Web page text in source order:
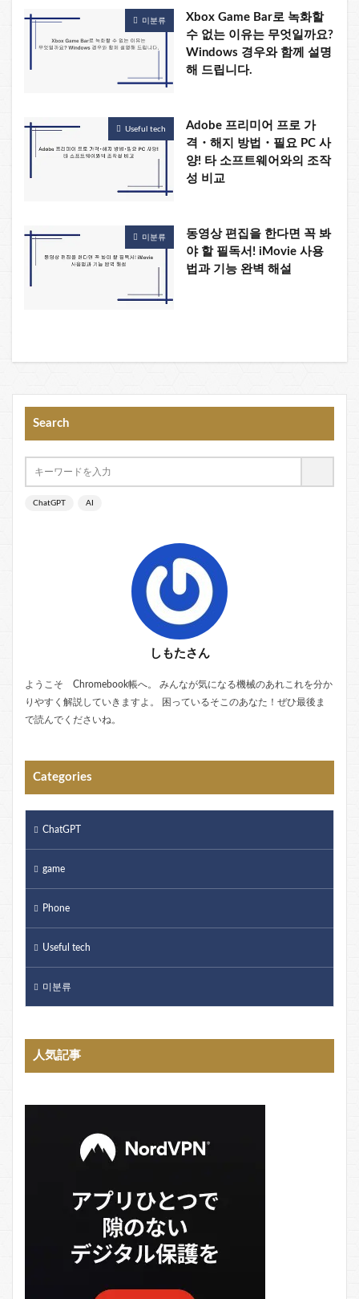
미분류
Xbox Game Bar로 녹화할
수 없는 이유는 무엇일까요?
Windows 경우와 함께 설명
해 드립니다.
Useful tech
Adobe 프리미어 프로 가
격・해지 방법・필요 PC 사
양! 타 소프트웨어와의 조작
성 비교
미분류
동영상 편집을 한다면 꼭 봐
야 할 필독서! iMovie 사용
법과 기능 완벽 해설
Search
ChatGPT AI
しもたさん
ようこそ Chromebook帳へ。 みんなが気になる機械のあれこれを分か
りやすく解説していきますよ。 困っているそこのあなた！ぜひ最後ま
で読んでくださいね。
Categories
ChatGPT
game
Phone
Useful tech
미분류
人気記事